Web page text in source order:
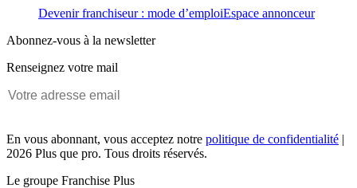
Devenir franchiseur : mode d’emploiEspace annonceur
Abonnez-vous à la newsletter
Renseignez votre mail
En vous abonnant, vous acceptez notre politique de confidentialité |
2026 Plus que pro. Tous droits réservés.
Le groupe Franchise Plus